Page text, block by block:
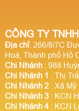
CÔNG TY
Địa chỉ: 266/8/7C
Hoà, Thành phố Hồ
Chi Nhánh : 988
Chi Nhánh 1 : Thị
Chi Nhánh 2 : Xã
Chi Nhánh 3 : KCN
Chi Nhánh 4 : KCN